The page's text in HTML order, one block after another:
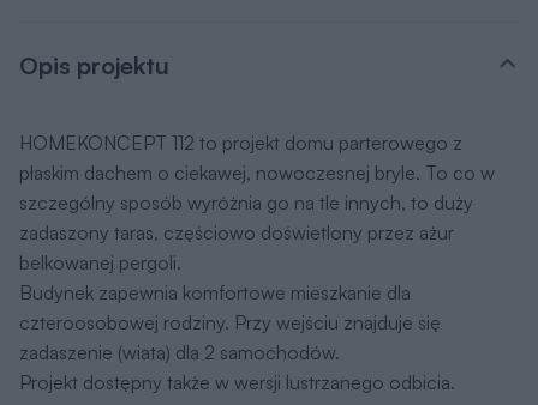
Opis projektu
HOMEKONCEPT 112 to projekt domu parterowego z
płaskim dachem o ciekawej, nowoczesnej bryle. To co w
szczególny sposób wyróżnia go na tle innych, to duży
zadaszony taras, częściowo doświetlony przez ażur
belkowanej pergoli.
Budynek zapewnia komfortowe mieszkanie dla
czteroosobowej rodziny. Przy wejściu znajduje się
zadaszenie (wiata) dla 2 samochodów.
Projekt dostępny także w wersji lustrzanego odbicia.